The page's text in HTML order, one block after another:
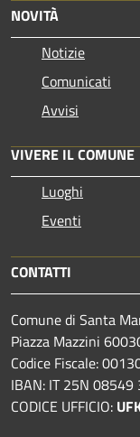
NOVITÀ
Notizie
Comunicati
Avvisi
VIVERE IL COMUNE
Luoghi
Eventi
CONTATTI
Comune di Santa
Piazza Mazzini
Codice Fiscale:
IBAN: IT 25N
CODICE UFFICIO: